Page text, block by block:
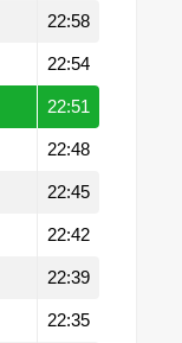
22:58
22:54
22:51
22:48
22:45
22:42
22:39
22:35